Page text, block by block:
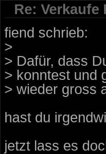
Re: Verkaufe
fiend schrieb:
>
> Dafür, dass
> konntest und
> wieder gross
hast du
jetzt lass es